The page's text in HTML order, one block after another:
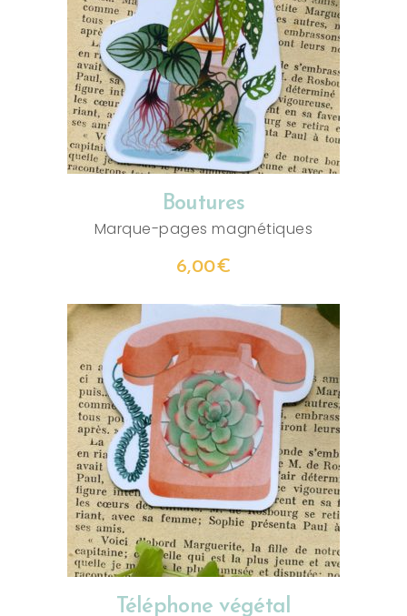
AJOUTER AU PANIER
Boutures
Marque-pages magnétiques
6,00€
AJOUTER AU PANIER
Téléphone végétal